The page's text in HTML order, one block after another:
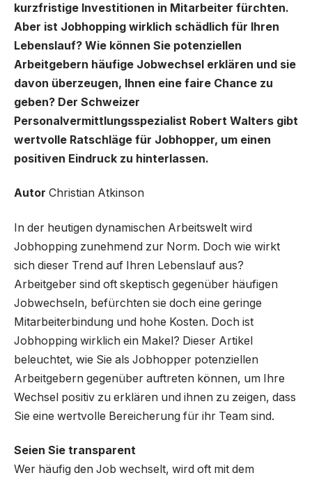
kurzfristige Investitionen in Mitarbeiter fürchten.
Aber ist Jobhopping wirklich schädlich für Ihren
Lebenslauf? Wie können Sie potenziellen
Arbeitgebern häufige Jobwechsel erklären und sie
davon überzeugen, Ihnen eine faire Chance zu
geben? Der Schweizer
Personalvermittlungsspezialist Robert Walters gibt
wertvolle Ratschläge für Jobhopper, um einen
positiven Eindruck zu hinterlassen.
Autor Christian Atkinson
In der heutigen dynamischen Arbeitswelt wird
Jobhopping zunehmend zur Norm. Doch wie wirkt
sich dieser Trend auf Ihren Lebenslauf aus?
Arbeitgeber sind oft skeptisch gegenüber häufigen
Jobwechseln, befürchten sie doch eine geringe
Mitarbeiterbindung und hohe Kosten. Doch ist
Jobhopping wirklich ein Makel? Dieser Artikel
beleuchtet, wie Sie als Jobhopper potenziellen
Arbeitgebern gegenüber auftreten können, um Ihre
Wechsel positiv zu erklären und ihnen zu zeigen, dass
Sie eine wertvolle Bereicherung für ihr Team sind.
Seien Sie transparent
Wer häufig den Job wechselt, wird oft mit dem